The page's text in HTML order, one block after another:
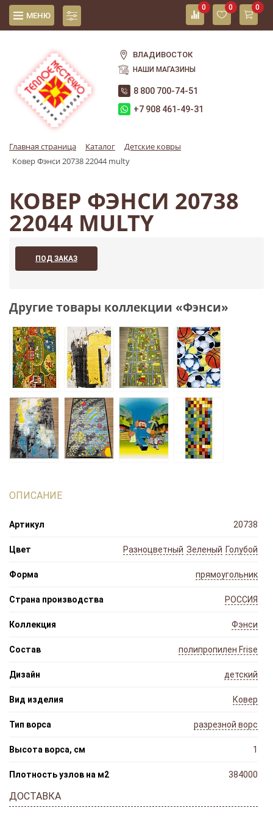
МЕНЮ
0 0 0
ВЛАДИВОСТОК
НАШИ МАГАЗИНЫ
8 800 700-74-51
+7 908 461-49-31
Главная страница Каталог
Детские ковры
Ковер Фэнси 20738 22044 multy
КОВЕР ФЭНСИ 20738
22044 MULTY
ПОД ЗАКАЗ
Другие товары коллекции «Фэнси»
ОПИСАНИЕ
Артикул 20738
Цвет Голубой
Зеленый
Разноцветный
Форма прямоугольник
Страна производства РОССИЯ
Коллекция Фэнси
Состав полипропилен Frise
Дизайн детский
Вид изделия Ковер
Тип ворса разрезной ворс
Высота ворса, см 1
Плотность узлов на м2 384000
ДОСТАВКА